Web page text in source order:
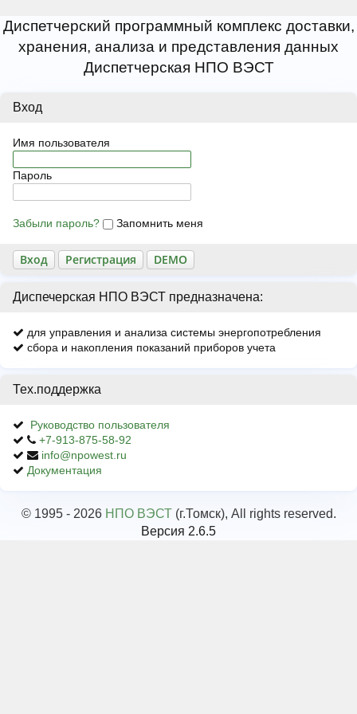
Диспетчерский программный комплекс доставки,
хранения, анализа и представления данных
Диспетчерская НПО ВЭСТ
Вход
Имя пользователя
Пароль
Забыли пароль? Запомнить меня
Регистрация
Диспечерская НПО ВЭСТ предназначена:
для управления и анализа системы энергопотребления
сбора и накопления показаний приборов учета
Тех.поддержка
Руководство пользователя
+7-913-875-58-92
info@npowest.ru
Документация
© 1995 - 2026 НПО ВЭСТ(г.Томск), All rights reserved.
Версия 2.6.5